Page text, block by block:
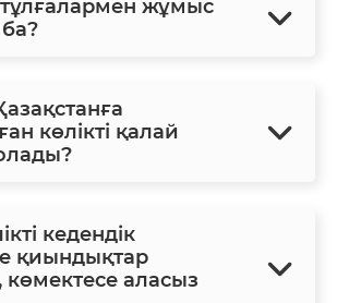
жұмыс
көлікті қалай
кедендік
қиындықтар
аласыз